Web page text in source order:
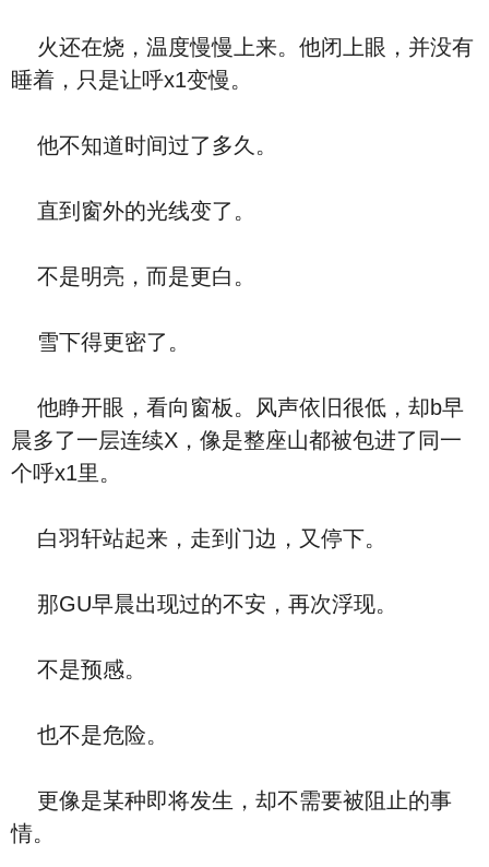
火还在烧，温度慢慢上来。他闭上眼，并没有
睡着，只是让呼x1变慢。
他不知道时间过了多久。
直到窗外的光线变了。
不是明亮，而是更白。
雪下得更密了。
他睁开眼，看向窗板。风声依旧很低，却b早
晨多了一层连续X，像是整座山都被包进了同一
个呼x1里。
白羽轩站起来，走到门边，又停下。
那GU早晨出现过的不安，再次浮现。
不是预感。
也不是危险。
更像是某种即将发生，却不需要被阻止的事
情。